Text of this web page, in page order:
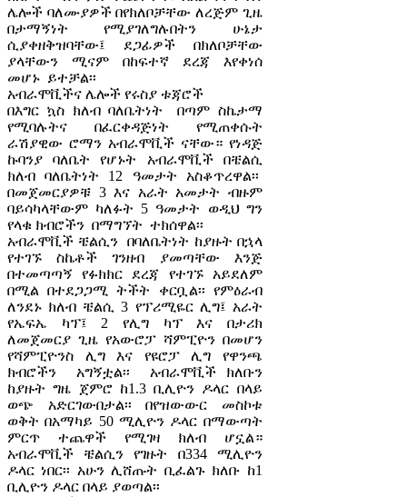
ሌሎች ባለሙያዎች በየክለቦቻቸው ለረጅም ጊዜ
በታማኝነት የሚያገለግሉበትን ሁኔታ
ሲያቀዘቅዝባቸው፤ ደጋፊዎች በክለቦቻቸው
ያላቸውን ሚናም በከፍተኛ ደረጃ እየቀነሰ
መሆኑ ይተቻል፡፡
አብራሞቪችና ሌሎች የሩስያ ቱጃሮች
በእግር ኳስ ክለብ ባለቤትነት በጣም ስኬታማ
የሚባሉትና በፈርቀዳጅነት የሚጠቀሱት
ራሽያዊው ሮማን አብራሞቪች ናቸው። የነዳጅ
ኩባንያ ባለቤት የሆኑት አብራሞቪች በቼልሲ
ክለብ ባለቤትነት 12 ዓመታት አስቆጥረዋል፡፡
በመጀመርያዎቹ 3 እና አራት አመታት ብዙም
ባይሳካላቸውም ካለፉት 5 ዓመታት ወዲህ ግን
የላቁ ክብሮችን በማግኘት ተክሰዋል፡፡
አብራሞቪች ቼልሲን በባለቤትነት ከያዙት በኋላ
የተገኙ ስኬቶች ገንዘብ ያመጣቸው እንጅ
በተመጣጣኝ የፉክክር ደረጃ የተገኙ አይደለም
በሚል በተደጋጋሚ ትችት ቀርቧል፡፡ የምዕራብ
ለንደኑ ክለብ ቼልሲ 3 የፕሪሚዬር ሊግ፤ አራት
የኤፍኤ ካፕ፤ 2 የሊግ ካፕ እና በታሪክ
ለመጀመርያ ጊዜ የአውሮፓ ሻምፒዮን በመሆን
የሻምፒዮንስ ሊግ እና የዩሮፓ ሊግ የዋንጫ
ክብሮችን አግኝቷል፡፡ አብራሞቪች ክለቡን
ከያዙት ግዜ ጀምሮ ከ1.3 ቢሊዮን ዶላር በላይ
ወጭ አድርገውበታል፡፡ በየዝውውር መስኮቱ
ወቅት በአማካይ 50 ሚሊዮን ዶላር በማውጣት
ምርጥ ተጨዋች የሚገዛ ክለብ ሆኗል።
አብራሞቪች ቼልሲን የገዙት በ334 ሚሊዮን
ዶላር ነበር፡፡ አሁን ሊሸጡት ቢፈልጉ ክለቡ ከ1
ቢሊዮን ዶላር በላይ ያወጣል፡፡